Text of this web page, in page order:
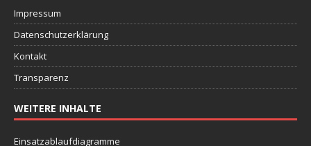
Impressum
Datenschutzerklärung
Kontakt
Transparenz
WEITERE INHALTE
Einsatzablaufdiagramme